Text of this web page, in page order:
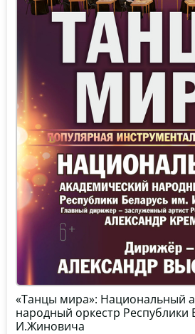
«Танцы мира»: Национальный
народный оркестр Республики
И.Жиновича